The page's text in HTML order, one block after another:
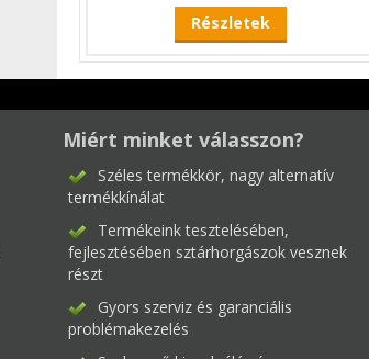
Részletek
Miért minket válasszon?
Széles termékkör, nagy alternatív
termékkínálat
Termékeink tesztelésében,
fejlesztésében sztárhorgászok vesznek
részt
Gyors szerviz és garanciális
problémakezelés